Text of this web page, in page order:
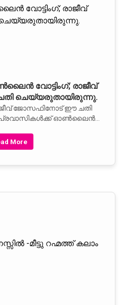
വോട്ടിംഗ്; രാജീവ്
ചെയ്യരുതായിരുന്നു.
ജോസഫിനോട് ഈ ചതി
ഓണ്‍ലൈന്‍
More